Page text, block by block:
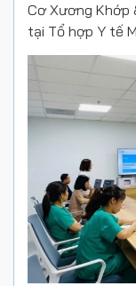
Cơ Xương Khớp
tại Tổ hợp Y tế